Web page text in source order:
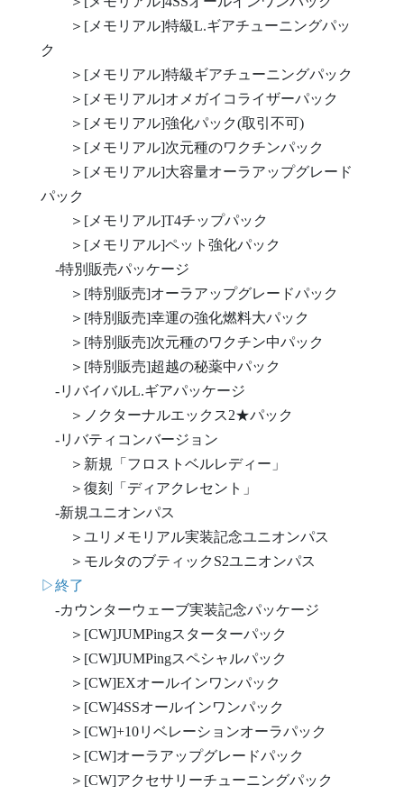
＞[メモリアル]特級L.ギアチューニングパッ
ク
＞[メモリアル]特級ギアチューニングパック
＞[メモリアル]オメガイコライザーパック
＞[メモリアル]強化パック(取引不可)
＞[メモリアル]次元種のワクチンパック
＞[メモリアル]大容量オーラアップグレード
パック
＞[メモリアル]T4チップパック
＞[メモリアル]ペット強化パック
-特別販売パッケージ
＞[特別販売]オーラアップグレードパック
＞[特別販売]幸運の強化燃料大パック
＞[特別販売]次元種のワクチン中パック
＞[特別販売]超越の秘薬中パック
-リバイバルL.ギアパッケージ
＞ノクターナルエックス2★パック
-リバティコンバージョン
＞新規「フロストベルレディー」
＞復刻「ディアクレセント」
-新規ユニオンパス
＞ユリメモリアル実装記念ユニオンパス
＞モルタのブティックS2ユニオンパス
▷終了
-カウンターウェーブ実装記念パッケージ
＞[CW]JUMPingスターターパック
＞[CW]JUMPingスペシャルパック
＞[CW]EXオールインワンパック
＞[CW]4SSオールインワンパック
＞[CW]+10リベレーションオーラパック
＞[CW]オーラアップグレードパック
＞[CW]アクセサリーチューニングパック